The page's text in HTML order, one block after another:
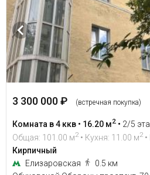
3 300 000 ₽ (встречная покупка)
Комната в 4 ккв • 16.20 м2 • 2/5
Общая: 101.00 м2 • Кухня: 11.00 м2
Кирпичный
Елизаровская
0.5 км